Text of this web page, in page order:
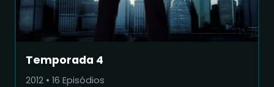
Temporada 4
2012 • 16 Episódios